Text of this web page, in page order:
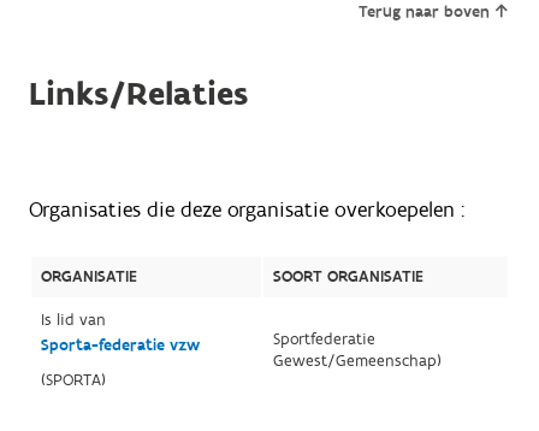
Terug naar boven
Links/Relaties
Organisaties die deze organisatie overkoepelen :
ORGANISATIE
SOORT ORGANISATIE
Is lid van
Sporta-federatie vzw
(SPORTA)
Sportfederatie
Gewest/Gemeenschap)